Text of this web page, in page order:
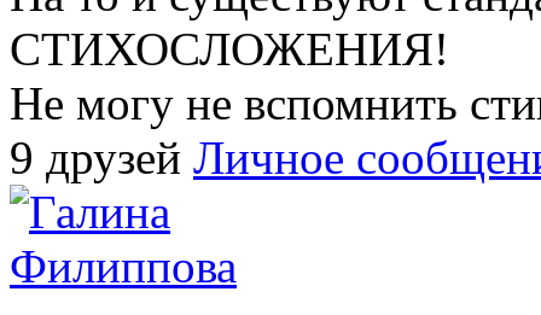
СТИХОСЛОЖЕНИЯ!
Не могу не вспомнить
9 друзей Личное